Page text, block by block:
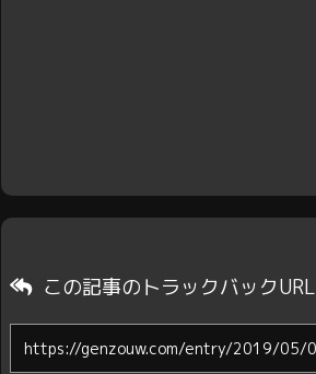
この記事のトラックバックURL